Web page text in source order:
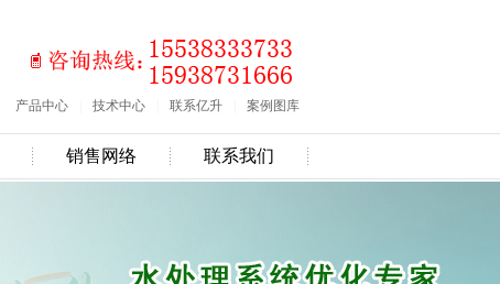
产品中心 技术中心 联系亿升 案例图库
销售网络 联系我们